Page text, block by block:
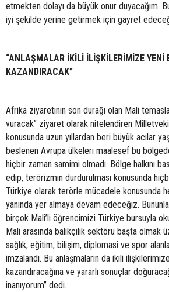
etmekten dolayı da büyük onur duyacağım.
iyi şekilde yerine getirmek için gayret
“ANLAŞMALAR İKİLİ İLİŞKİLERİMİZE YENİ
KAZANDIRACAK”
Afrika ziyaretinin son durağı olan Mali
vuracak” ziyaret olarak nitelendiren
konusunda uzun yıllardan beri büyük acılar
beslenen Avrupa ülkeleri maalesef bu
hiçbir zaman samimi olmadı. Bölge halkını
edip, terörizmin durdurulması konusunda
Türkiye olarak terörle mücadele konusunda
yanında yer almaya devam edeceğiz.
birçok Mali’li öğrencimizi Türkiye bursuyla
Mali arasında balıkçılık sektörü başta
sağlık, eğitim, bilişim, diplomasi ve spor
imzalandı. Bu anlaşmaların da ikili
kazandıracağına ve yararlı sonuçlar
inanıyorum” dedi.